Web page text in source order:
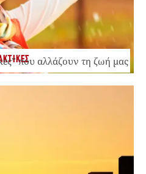
που αλλάζουν τη ζωή μας